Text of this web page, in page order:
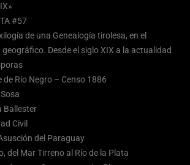
#57
de una Genealogía tirolesa, en el
Desde el siglo XIX a la actualidad
Río Negro – Censo 1886
Ballester
Civil
del Paraguay
del Mar Tirreno al Río de la Plata